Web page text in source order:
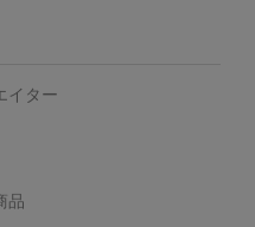
イター
品